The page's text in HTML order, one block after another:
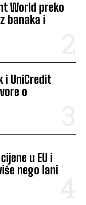
World preko
banaka i
i UniCredit
o
u EU i
nego lani